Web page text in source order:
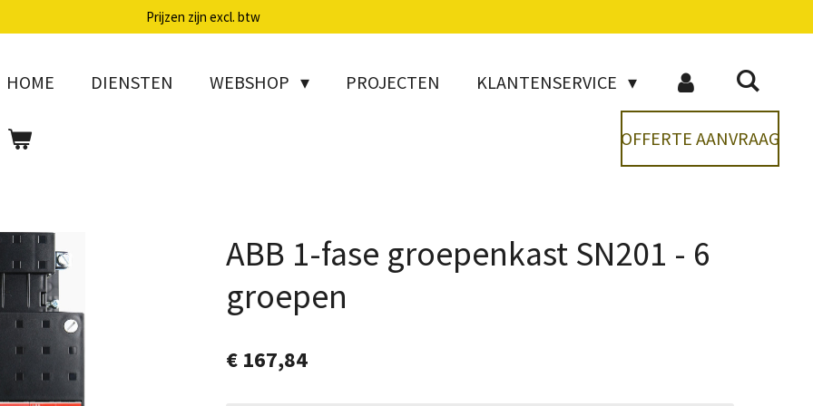
Prijzen zijn excl. btw
HOME DIENSTEN WEBSHOP PROJECTEN KLANTENSERVICE
OFFERTE AANVRAAG
ABB 1-fase groepenkast SN201 - 6
groepen
€ 167,84